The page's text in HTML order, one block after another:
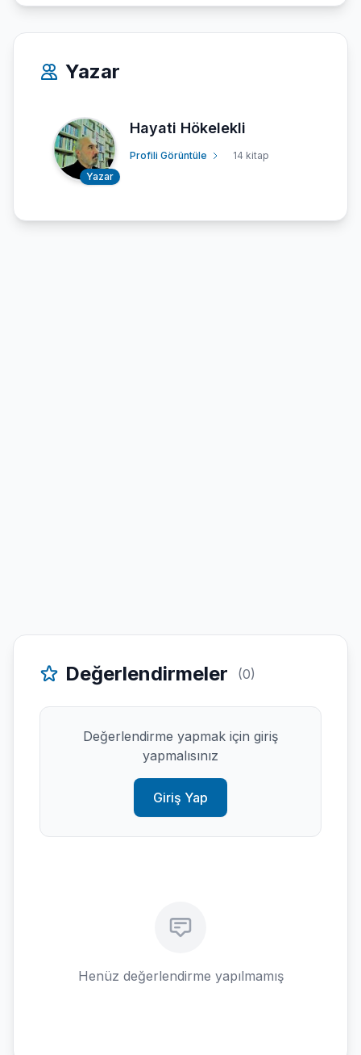
Yazar
Yazar
Hayati Hökelekli
Profili Görüntüle 14 kitap
Değerlendirmeler (0)
Değerlendirme yapmak için giriş
yapmalısınız
Giriş Yap
Henüz değerlendirme yapılmamış